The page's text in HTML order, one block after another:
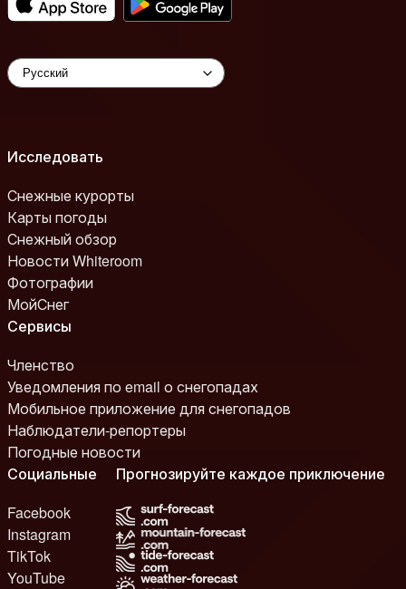
Исследовать
Снежные курорты
Карты погоды
Снежный обзор
Новости Whiteroom
Фотографии
МойСнег
Сервисы
Членство
Уведомления по email о снегопадах
Мобильное приложение для снегопадов
Наблюдатели-репортеры
Погодные новости
Социальные
Facebook
Instagram
TikTok
YouTube
Прогнозируйте каждое приключение